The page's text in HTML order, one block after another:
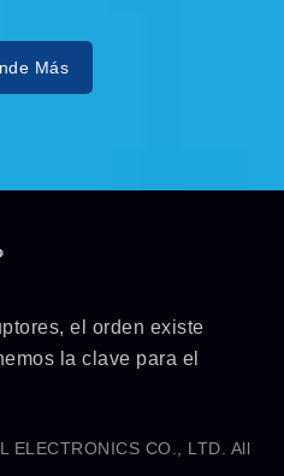
Más
el orden existe
la clave para el
ELECTRONICS CO., LTD. All